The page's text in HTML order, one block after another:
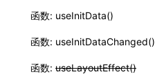
函数: useInitData()
函数: useInitDataChanged()
函数: useLayoutEffect()